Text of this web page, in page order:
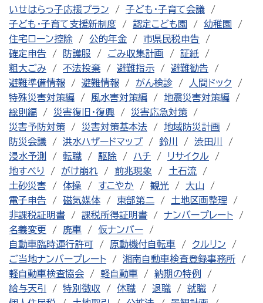
いせはらっ子応援プラン
子ども・子育て会議
子ども・子育て支援新制度
認定こども園
幼稚園
住宅ローン控除
公的年金
市県民税申告
確定申告
防護服 ごみ収集計画
証紙
粗大ごみ
不法投棄 避難指示
避難勧告
避難準備情報
避難情報 がん検診
人間ドック
特殊災害対策編
風水害対策編
地震災害対策編
総則編
災害復旧・復興
災害応急対策
災害予防対策
災害対策基本法
地域防災計画
防災会議
洪水ハザードマップ 鈴川
渋田川
浸水予測
転職 駆除 ハチ
リサイクル
地すべり
がけ崩れ 前兆現象
土石流
土砂災害
体操 すこやか 観光
大山
電子申告
磁気媒体 東部第二
土地区画整理
非課税証明書
課税所得証明書
ナンバープレート
名義変更
廃車
仮ナンバー
自動車臨時運行許可
原動機付自転車
クルリン
ご当地ナンバープレート
湘南自動車検査登録事務所
軽自動車検査協会
軽自動車
納期の特例
給与天引
特別徴収 休職 退職
就職